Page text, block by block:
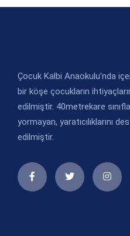
Çocuk Kalbi Anaokulu'nda
bir köşe çocukların
edilmiştir. 40metrekare
yormayan, yaratıcılıklarını
edilmiştir.